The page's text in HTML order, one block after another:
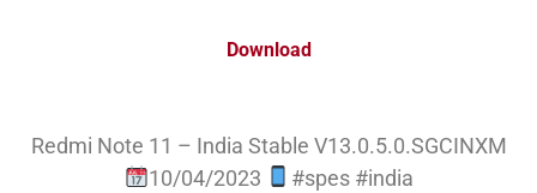
Download
Redmi Note 11 – India Stable V13.0.5.0.SGCINXM
10/04/2023
#spes #india